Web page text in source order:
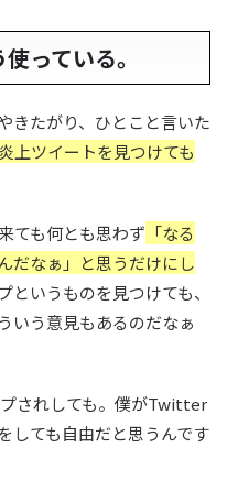
っている。
きたがり、ひとこと言いた
炎上ツイートを見つけても
ても何とも思わず 「なる
だなぁ」と思うだけにし
というものを見つけても、
いう意見もあるのだなぁ
プされしても。僕がTwitter
しても自由だと思うんです